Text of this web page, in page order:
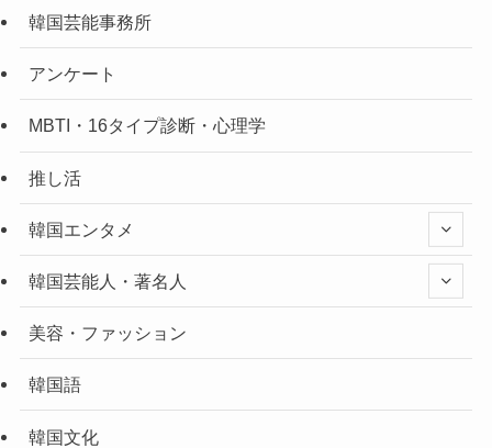
韓国芸能事務所
アンケート
MBTI・16タイプ診断・心理学
推し活
韓国エンタメ
韓国芸能人・著名人
美容・ファッション
韓国語
韓国文化